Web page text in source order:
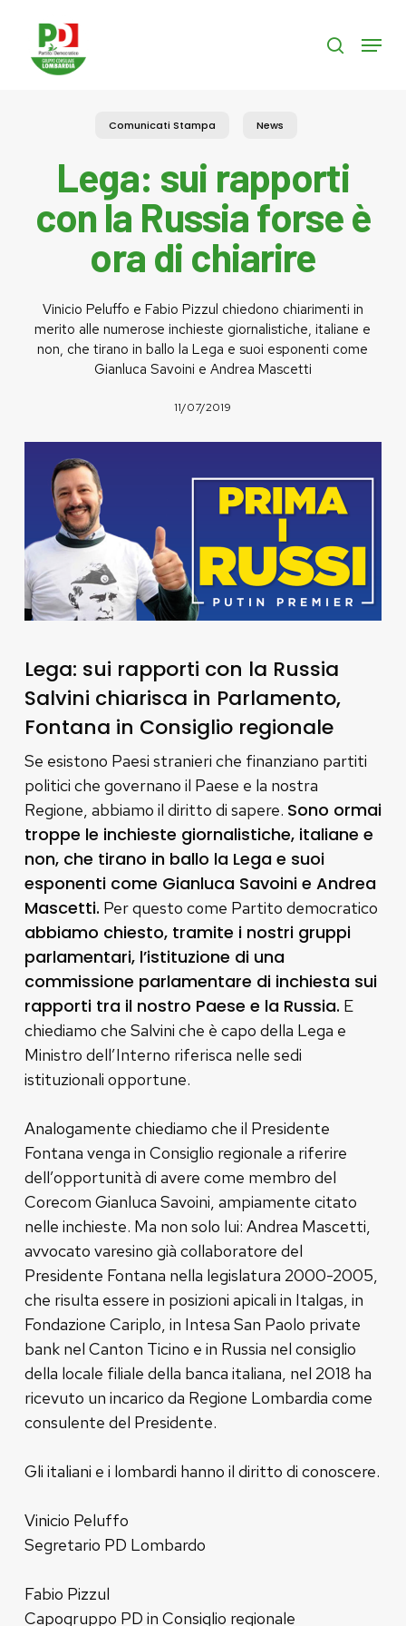
content
search
Menu
Comunicati Stampa News
Lega: sui rapporti
con la Russia forse è
ora di chiarire
Vinicio Peluffo e Fabio Pizzul chiedono chiarimenti in
merito alle numerose inchieste giornalistiche, italiane e
non, che tirano in ballo la Lega e suoi esponenti come
Gianluca Savoini e Andrea Mascetti
11/07/2019
Lega: sui rapporti con la Russia
Salvini chiarisca in Parlamento,
Fontana in Consiglio regionale
Se esistono Paesi stranieri che finanziano partiti
politici che governano il Paese e la nostra
Regione, abbiamo il diritto di sapere. Sono ormai
troppe le inchieste giornalistiche, italiane e
non, che tirano in ballo la Lega e suoi
esponenti come Gianluca Savoini e Andrea
Mascetti. Per questo come Partito democratico
abbiamo chiesto, tramite i nostri gruppi
parlamentari, l’istituzione di una
commissione parlamentare di inchiesta sui
rapporti tra il nostro Paese e la Russia. E
chiediamo che Salvini che è capo della Lega e
Ministro dell’Interno riferisca nelle sedi
istituzionali opportune.
Analogamente chiediamo che il Presidente
Fontana venga in Consiglio regionale a riferire
dell’opportunità di avere come membro del
Corecom Gianluca Savoini, ampiamente citato
nelle inchieste. Ma non solo lui: Andrea Mascetti,
avvocato varesino già collaboratore del
Presidente Fontana nella legislatura 2000-2005,
che risulta essere in posizioni apicali in Italgas, in
Fondazione Cariplo, in Intesa San Paolo private
bank nel Canton Ticino e in Russia nel consiglio
della locale filiale della banca italiana, nel 2018 ha
ricevuto un incarico da Regione Lombardia come
consulente del Presidente.
Gli italiani e i lombardi hanno il diritto di conoscere.
Vinicio Peluffo
Segretario PD Lombardo
Fabio Pizzul
Capogruppo PD in Consiglio regionale